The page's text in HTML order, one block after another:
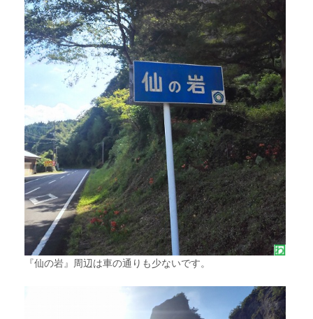
『仙の岩』周辺は車の通りも少ないです。